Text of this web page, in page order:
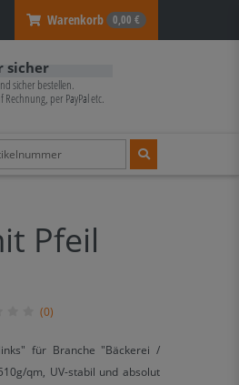
Warenkorb 0,00 €
sicher
sicher bestellen.
Rechnung, per PayPal etc.
Pfeil
(0)
für Branche "Bäckerei /
qm, UV-stabil und absolut